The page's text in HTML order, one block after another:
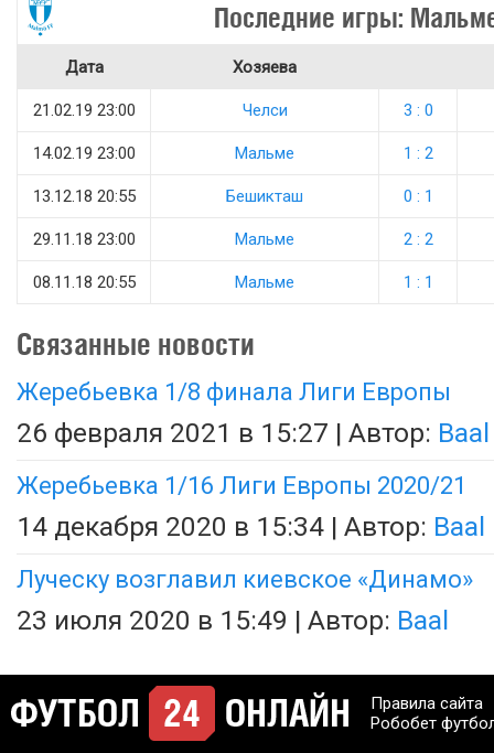
Последние игры:
Дата Хозяева
21.02.19 23:00 Челси 3 : 0
14.02.19 23:00 Мальме 1 : 2
13.12.18 20:55 Бешикташ 0 : 1
29.11.18 23:00 Мальме 2 : 2
08.11.18 20:55 Мальме 1 : 1
Связанные новости
Жеребьевка 1/8 финала Лиги Европы
26 февраля 2021 в 15:27 | Автор: Baal
Жеребьевка 1/16 Лиги Европы 2020/21
14 декабря 2020 в 15:34 | Автор: Baal
Луческу возглавил киевское «Динамо»
23 июля 2020 в 15:49 | Автор: Baal
Правила сайта
Робобет